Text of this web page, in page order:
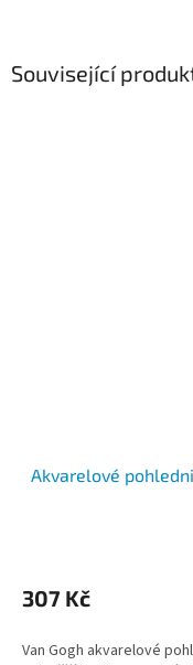
Související
Akvarelové
307 Kč
Van Gogh akvarelové